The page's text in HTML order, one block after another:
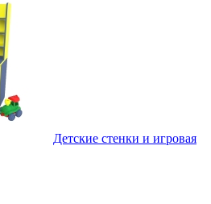
Детские стенки и игровая